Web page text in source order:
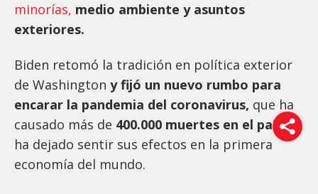
minorías, medio ambiente y asuntos
exteriores.
Biden retomó la tradición en política exterior
de Washington y fijó un nuevo rumbo para
encarar la pandemia del coronavirus, que ha
causado más de 400.000 muertes en el paísy
ha dejado sentir sus efectos en la primera
economía del mundo.